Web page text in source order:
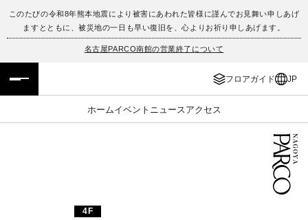
このたびの令和8年熊本地震により被害にあわれた皆様に謹んでお見舞い申しあげ
ますとともに、被災地の一日も早い復旧を、心よりお祈り申しあげます。
名古屋PARCO南館の営業終了について
フロアガイド JP
ホームイベント ニュース アクセス
フロアガイド
イベント・ポップアップ
TAX FREE
ENGLISH
4F